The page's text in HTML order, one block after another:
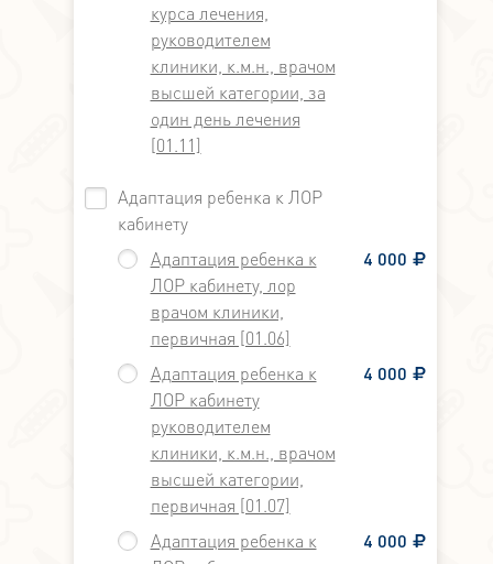
курса лечения,
руководителем
клиники, к.м.н., врачом
высшей категории, за
один день лечения
[01.11]
Адаптация ребенка к ЛОР
кабинету
Адаптация ребенка к
ЛОР кабинету, лор
врачом клиники,
первичная [01.06]
4 000
Адаптация ребенка к
ЛОР кабинету
руководителем
клиники, к.м.н., врачом
высшей категории,
первичная [01.07]
4 000
Адаптация ребенка к
4 000